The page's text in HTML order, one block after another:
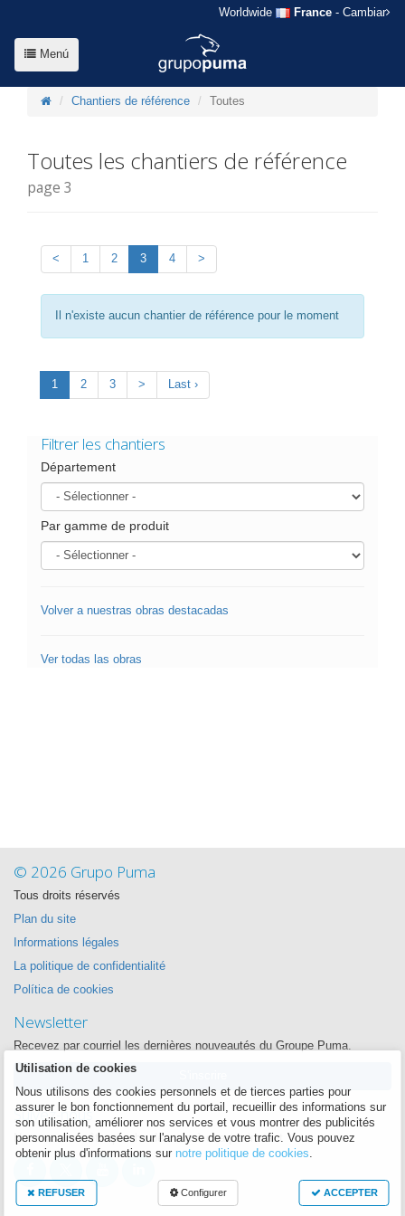
Worldwide France - Cambiar
Menú
Chantiers de référence Toutes
Toutes les chantiers de référence
page 3
< 1 2 3 4 >
Il n'existe aucun chantier de référence pour le moment
1 2 3 > Last ›
Filtrer les chantiers
Département
Par gamme de produit
Volver a nuestras obras destacadas
Ver todas las obras
© 2026 Grupo Puma
Tous droits réservés
Plan du site
Informations légales
La politique de confidentialité
Política de cookies
Newsletter
Recevez par courriel les dernières nouveautés du Groupe Puma.
Suivez-nous
Nous voulons être proche de vous à chaque instant
Utilisation de cookies
Nous utilisons des cookies personnels et de tierces parties pour
assurer le bon fonctionnement du portail, recueillir des informations sur
son utilisation, améliorer nos services et vous montrer des publicités
personnalisées basées sur l'analyse de votre trafic. Vous pouvez
obtenir plus d'informations sur notre politique de cookies.
REFUSER Configurer ACCEPTER